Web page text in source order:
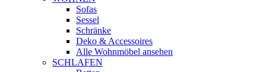
Sofas
Sessel
Schränke
Deko & Accessoires
Alle Wohnmöbel ansehen
SCHLAFEN